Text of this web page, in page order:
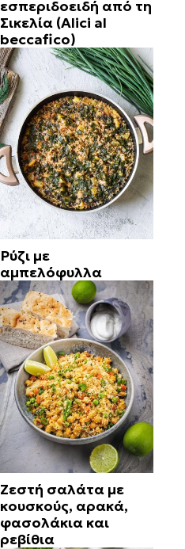
εσπεριδοειδή από τη
Σικελία (Alici al
beccafico)
Ρύζι με
αμπελόφυλλα
Ζεστή σαλάτα με
κουσκούς, αρακά,
φασολάκια και
ρεβίθια